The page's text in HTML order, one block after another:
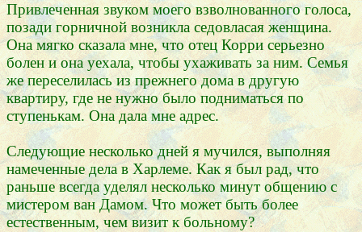
Привлеченная звуком моего взволнованного голоса,
позади горничной возникла седовласая женщина.
Она мягко сказала мне, что отец Корри серьезно
болен и она уехала, чтобы ухаживать за ним. Семья
же переселилась из прежнего дома в другую
квартиру, где не нужно было подниматься по
ступенькам. Она дала мне адрес.
Следующие несколько дней я мучился, выполняя
намеченные дела в Харлеме. Как я был рад, что
раньше всегда уделял несколько минут общению с
мистером ван Дамом. Что может быть более
естественным, чем визит к больному?